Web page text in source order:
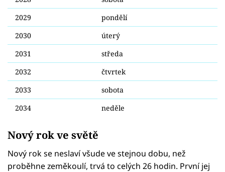
2029
pondělí
2030
úterý
2031
středa
2032
čtvrtek
2033
sobota
2034
neděle
Nový rok ve světě
Nový rok se neslaví všude ve stejnou dobu, než
proběhne zeměkoulí, trvá to celých 26 hodin. První jej